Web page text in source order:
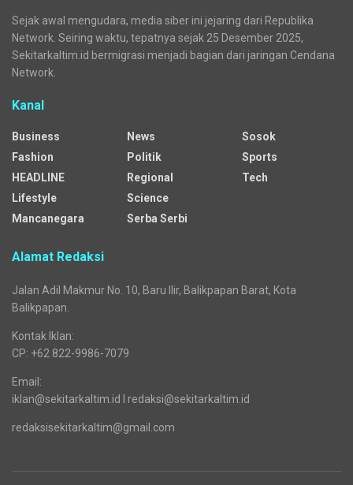
Sejak awal mengudara, media siber ini jejaring dari Republika
Network. Seiring waktu, tepatnya sejak 25 Desember 2025,
Sekitarkaltim.id bermigrasi menjadi bagian dari jaringan Cendana
Network.
Kanal
Business
Fashion
HEADLINE
Lifestyle
Mancanegara
News
Politik
Regional
Science
Serba Serbi
Sosok
Sports
Tech
Alamat Redaksi
Jalan Adil Makmur No. 10, Baru Ilir, Balikpapan Barat, Kota
Balikpapan.
Kontak Iklan:
CP: +62 822-9986-7079
Email:
iklan@sekitarkaltim.id I redaksi@sekitarkaltim.id
redaksisekitarkaltim@gmail.com